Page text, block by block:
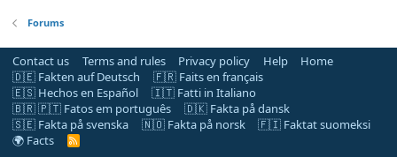
Forums
Contact us Terms and rules Privacy policy Help
Home
🇩🇪 Fakten auf Deutsch
🇫🇷 Faits en français
🇪🇸 Hechos en Español
🇮🇹 Fatti in Italiano
🇧🇷 🇵🇹 Fatos em português
🇩🇰 Fakta på dansk
🇸🇪 Fakta på svenska
🇳🇴 Fakta på norsk
🇫🇮 Faktat suomeksi
🌍 Facts
R